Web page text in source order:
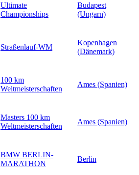
Ultimate
Championships
Budapest
(Ungarn)
Straßenlauf-WM
Kopenhagen
(Dänemark)
100 km
Weltmeisterschaften
Ames (Spanien)
Masters 100 km
Weltmeisterschaften
Ames (Spanien)
BMW BERLIN-
MARATHON
Berlin